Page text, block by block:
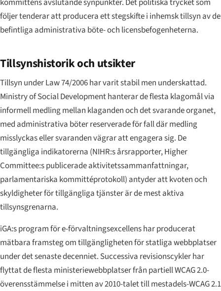
kommitténs avslutande synpunkter. Det politiska trycket som
följer tenderar att producera ett stegskifte i inhemsk tillsyn av de
befintliga administrativa böte- och licensbefogenheterna.
Tillsynshistorik och utsikter
Tillsyn under Law 74/2006 har varit stabil men underskattad.
Ministry of Social Development hanterar de flesta klagomål via
informell medling mellan klaganden och det svarande organet,
med administrativa böter reserverade för fall där medling
misslyckas eller svaranden vägrar att engagera sig. De
tillgängliga indikatorerna (NIHR:s årsrapporter, Higher
Committee:s publicerade aktivitetssammanfattningar,
parlamentariska kommittéprotokoll) antyder att kvoten och
skyldigheter för tillgängliga tjänster är de mest aktiva
tillsynsgrenarna.
iGA:s program för e-förvaltningsexcellens har producerat
mätbara framsteg om tillgängligheten för statliga webbplatser
under det senaste decenniet. Successiva revisionscykler har
flyttat de flesta ministeriewebbplatser från partiell WCAG 2.0-
överensstämmelse i mitten av 2010-talet till mestadels-WCAG 2.1